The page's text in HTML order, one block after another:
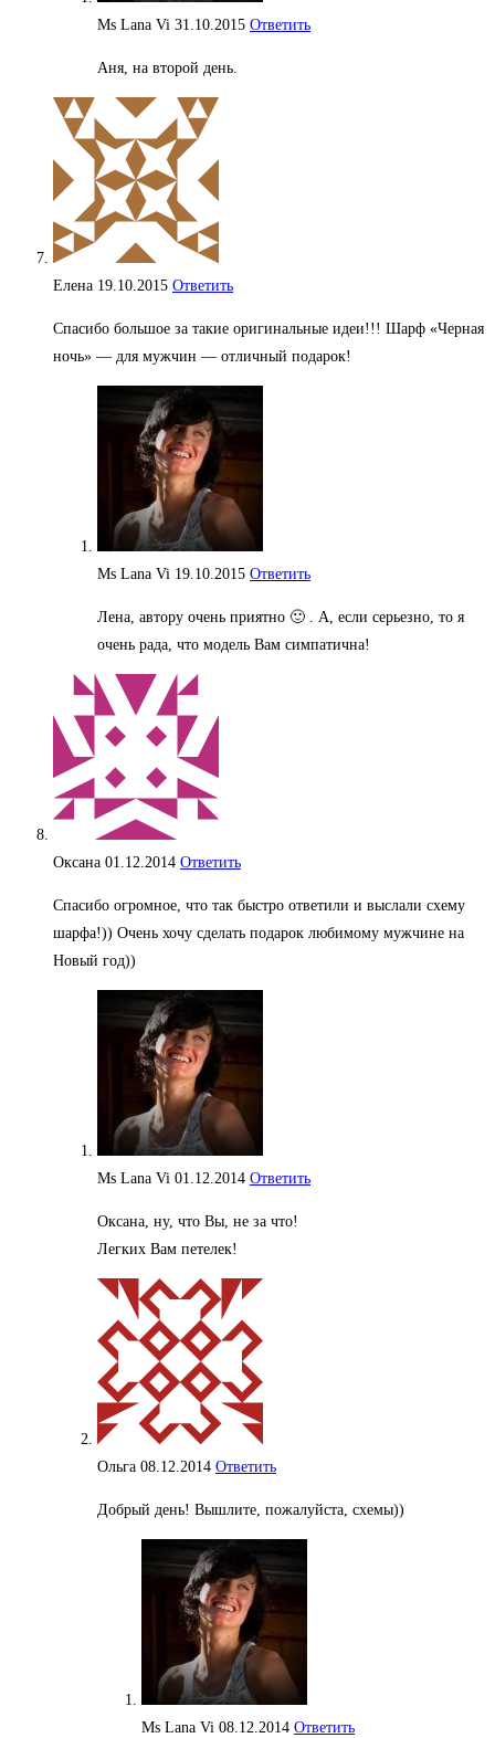
Ms Lana Vi 31.10.2015 Ответить
Аня, на второй день.
Елена 19.10.2015 Ответить
Спасибо большое за такие оригинальные идеи!!! Шарф «Черная
ночь» — для мужчин — отличный подарок!
Ms Lana Vi 19.10.2015 Ответить
Лена, автору очень приятно 🙂 . А, если серьезно, то я
очень рада, что модель Вам симпатична!
Оксана 01.12.2014 Ответить
Спасибо огромное, что так быстро ответили и выслали схему
шарфа!)) Очень хочу сделать подарок любимому мужчине на
Новый год))
Ms Lana Vi 01.12.2014 Ответить
Оксана, ну, что Вы, не за что!
Легких Вам петелек!
Ольга 08.12.2014 Ответить
Добрый день! Вышлите, пожалуйста, схемы))
Ms Lana Vi 08.12.2014 Ответить